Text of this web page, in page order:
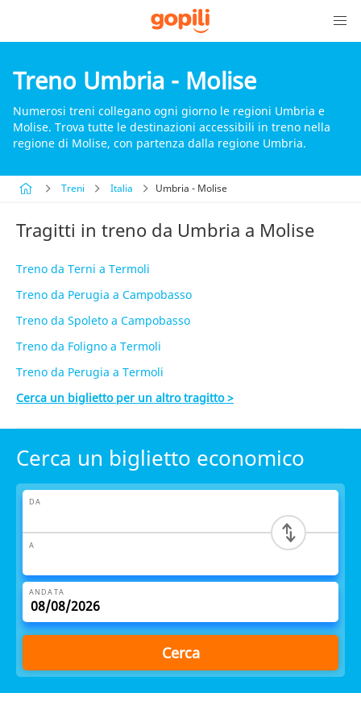
Treno Umbria - Molise
Numerosi treni collegano ogni giorno le regioni Umbria e
Molise. Trova tutte le destinazioni accessibili in treno nella
regione di Molise, con partenza dalla regione Umbria.
Treni Italia Umbria - Molise
Tragitti in treno da Umbria a Molise
Treno da Terni a Termoli
Treno da Perugia a Campobasso
Treno da Spoleto a Campobasso
Treno da Foligno a Termoli
Treno da Perugia a Termoli
Cerca un biglietto per un altro tragitto >
Cerca un biglietto economico
DA
A
ANDATA
Cerca